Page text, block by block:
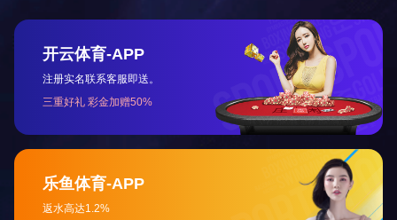
息县高中南大门
建筑面积：㎡
占地面积：㎡